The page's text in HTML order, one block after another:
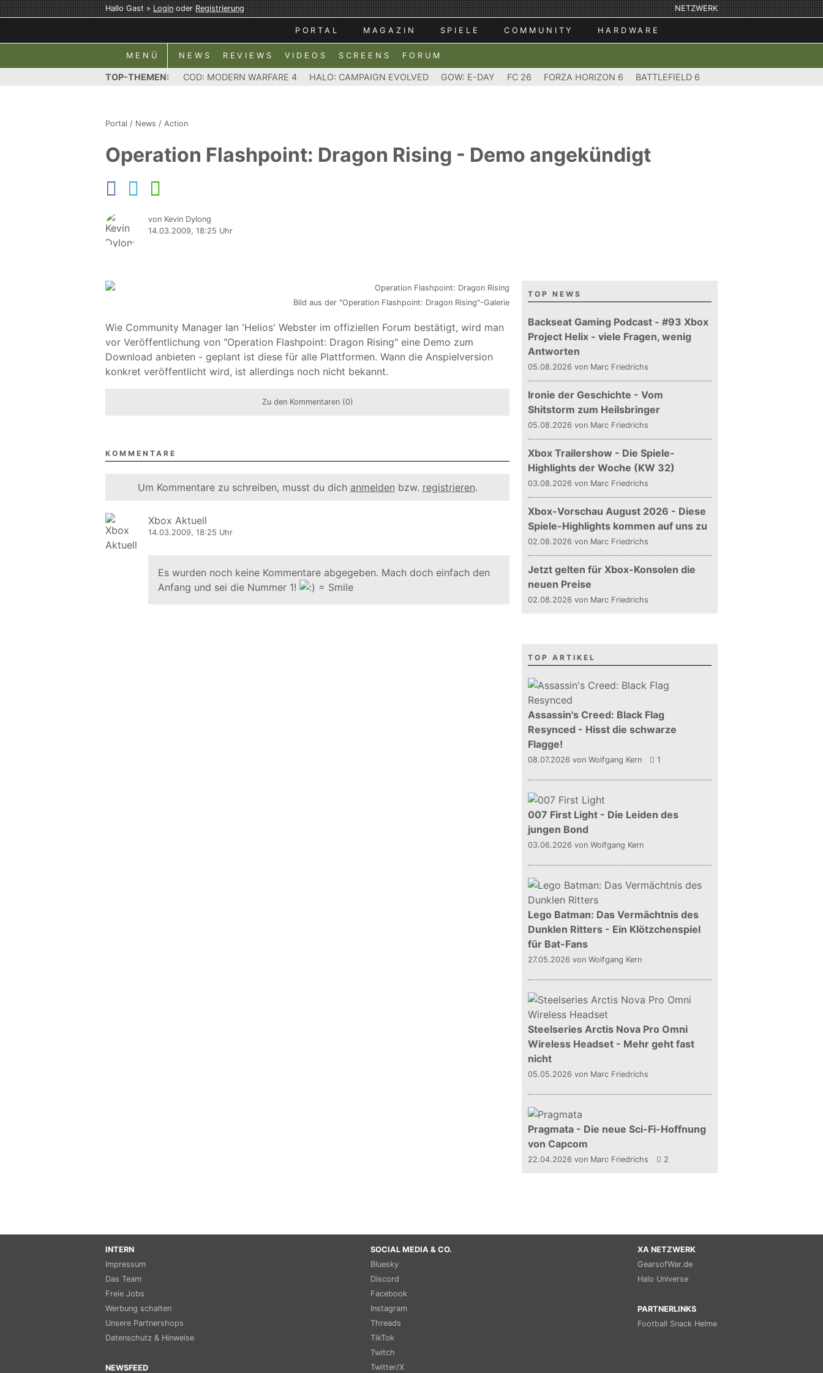
Hallo Gast »LoginoderRegistrierung NETZWERK
PORTAL MAGAZIN SPIELE COMMUNITY HARDWARE
MENÜ NEWS REVIEWS VIDEOS SCREENS FORUM
TOP-THEMEN: COD: MODERN WARFARE 4 HALO: CAMPAIGN EVOLVED GOW: E-DAY FC 26 FORZA HORIZON 6 BATTLEFIELD 6
Portal / News / Action
Operation Flashpoint: Dragon Rising - Demo angekündigt
von Kevin Dylong
14.03.2009, 18:25 Uhr
Bild aus der "Operation Flashpoint: Dragon Rising"-Galerie
Wie Community Manager Ian 'Helios' Webster im offiziellen Forum bestätigt, wird man
vor Veröffentlichung von "Operation Flashpoint: Dragon Rising" eine Demo zum
Download anbieten - geplant ist diese für alle Plattformen. Wann die Anspielversion
konkret veröffentlicht wird, ist allerdings noch nicht bekannt.
Zu den Kommentaren (0)
KOMMENTARE
Um Kommentare zu schreiben, musst du dich anmelden bzw. registrieren.
Xbox Aktuell
14.03.2009, 18:25 Uhr
Es wurden noch keine Kommentare abgegeben. Mach doch einfach den
Anfang und sei die Nummer 1!
TOP NEWS
Backseat Gaming Podcast - #93 Xbox
Project Helix - viele Fragen, wenig
Antworten
05.08.2026 von Marc Friedrichs
Ironie der Geschichte - Vom
Shitstorm zum Heilsbringer
05.08.2026 von Marc Friedrichs
Xbox Trailershow - Die Spiele-
Highlights der Woche (KW 32)
03.08.2026 von Marc Friedrichs
Xbox-Vorschau August 2026 - Diese
Spiele-Highlights kommen auf uns zu
02.08.2026 von Marc Friedrichs
Jetzt gelten für Xbox-Konsolen die
neuen Preise
02.08.2026 von Marc Friedrichs
TOP ARTIKEL
Assassin's Creed: Black Flag
Resynced - Hisst die schwarze
Flagge!
08.07.2026 von Wolfgang Kern 1
007 First Light - Die Leiden des
jungen Bond
03.06.2026 von Wolfgang Kern
Lego Batman: Das Vermächtnis des
Dunklen Ritters - Ein Klötzchenspiel
für Bat-Fans
27.05.2026 von Wolfgang Kern
Steelseries Arctis Nova Pro Omni
Wireless Headset - Mehr geht fast
nicht
05.05.2026 von Marc Friedrichs
Pragmata - Die neue Sci-Fi-Hoffnung
von Capcom
22.04.2026 von Marc Friedrichs 2
INTERN
Impressum
Das Team
Freie Jobs
Werbung schalten
Unsere Partnershops
Datenschutz & Hinweise
NEWSFEED
SOCIAL MEDIA & CO.
Bluesky
Discord
Facebook
Instagram
Threads
TikTok
Twitch
Twitter/X
XA NETZWERK
GearsofWar.de
Halo Universe
PARTNERLINKS
Football Snack Helme